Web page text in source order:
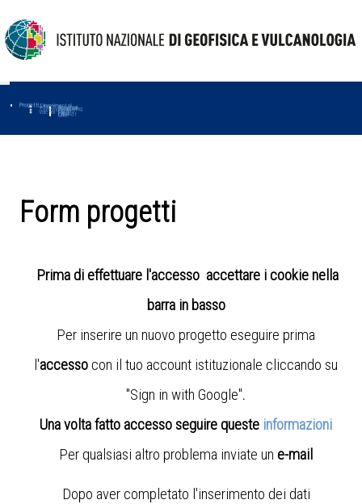
Progetti
Progetti Dipartimentali
AmbienteAmused
Macmap
Tropomag
TerremotiFurther
Muse
Vulcani First
Impact
Love-cf
Uno
Form progetti
Prima di effettuare l'accesso accettare i cookie nella
barra in basso
Per inserire un nuovo progetto eseguire prima
l'accesso con il tuo account istituzionale cliccando su
"Sign in with Google".
Una volta fatto accesso seguire queste informazioni
Per qualsiasi altro problema inviate un e-mail
Dopo aver completato l'inserimento dei dati